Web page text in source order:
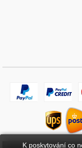
K poskytování co